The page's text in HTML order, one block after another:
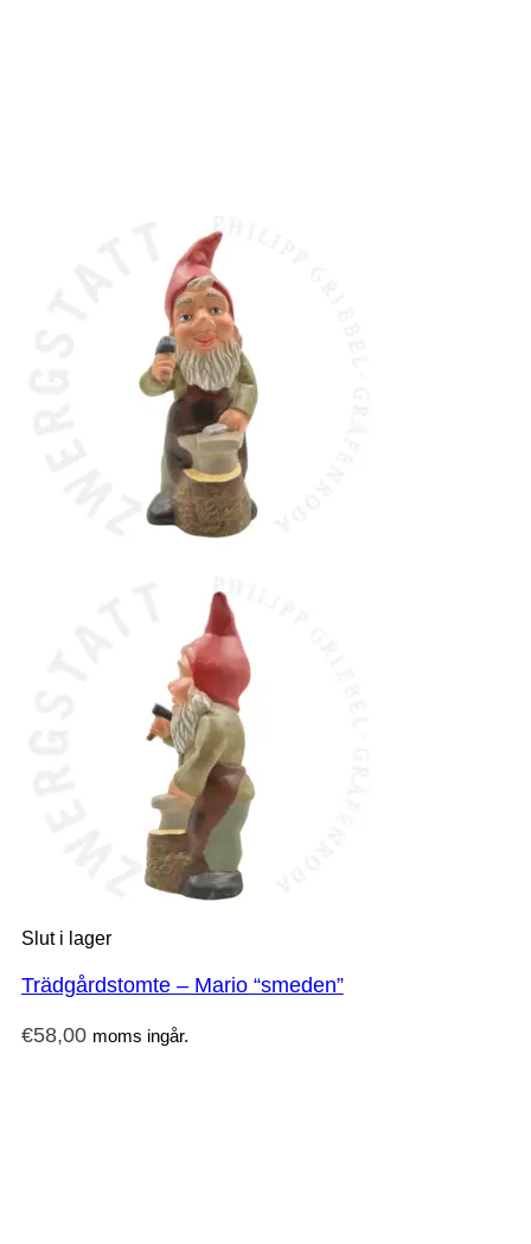
Slut i lager
Trädgårdstomte – Mario “smeden”
€58,00 moms ingår.